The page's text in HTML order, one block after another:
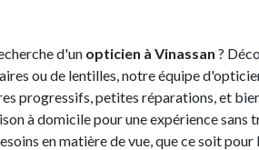
d'un opticien à Vinassan ?
ou de lentilles, notre équipe
progressifs, petites réparations, et
à domicile pour une expérience sans
en matière de vue, que ce soit